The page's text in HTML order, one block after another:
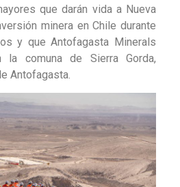
que darán vida a Nueva
minera en Chile durante
y que Antofagasta Minerals
la comuna de Sierra Gorda,
Antofagasta.